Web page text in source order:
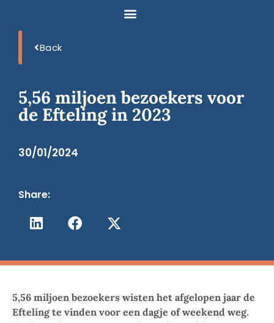
Back
5,56 miljoen bezoekers voor
de Efteling in 2023
30/01/2024
Share:
5,56 miljoen bezoekers wisten het afgelopen jaar de
Efteling te vinden voor een dagje of weekend weg.